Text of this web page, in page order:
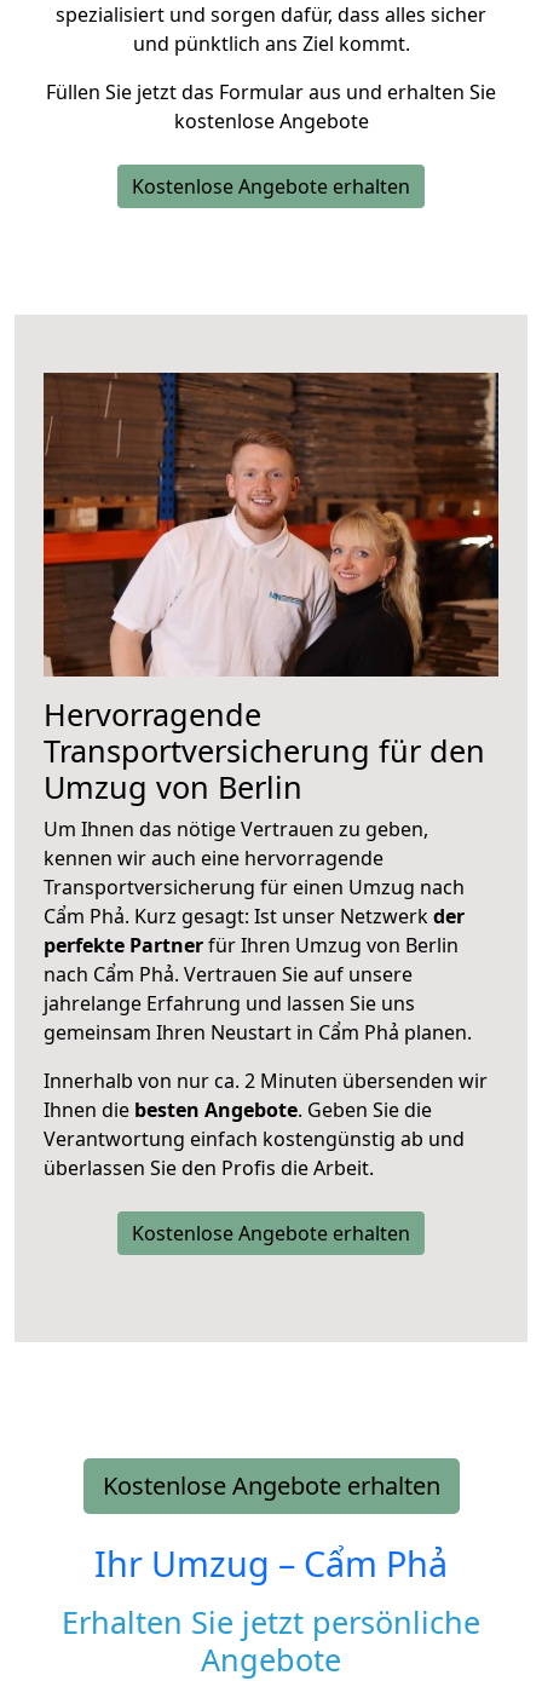
spezialisiert und sorgen dafür, dass alles sicher
und pünktlich ans Ziel kommt.
Füllen Sie jetzt das Formular aus und erhalten Sie
kostenlose Angebote
Kostenlose Angebote erhalten
Hervorragende
Transportversicherung für den
Umzug von Berlin
Um Ihnen das nötige Vertrauen zu geben,
kennen wir auch eine hervorragende
Transportversicherung für einen Umzug nach
Cẩm Phả. Kurz gesagt: Ist unser Netzwerkder
perfekte Partnerfür Ihren Umzug von Berlin
nach Cẩm Phả. Vertrauen Sie auf unsere
jahrelange Erfahrung und lassen Sie uns
gemeinsam Ihren Neustart in Cẩm Phả planen.
Innerhalb von nur ca. 2 Minuten übersenden wir
Ihnen die besten Angebote. Geben Sie die
Verantwortung einfach kostengünstig ab und
überlassen Sie den Profis die Arbeit.
Kostenlose Angebote erhalten
Kostenlose Angebote erhalten
Ihr Umzug – Cẩm Phả
Erhalten Sie jetzt persönliche
Angebote